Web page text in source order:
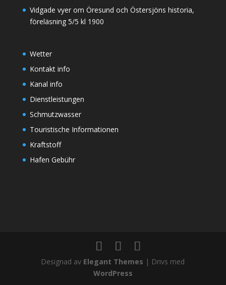
Vidgade vyer om Öresund och Östersjöns historia,
föreläsning 5/5 kl 1900
Wetter
Kontakt info
Kanal info
Dienstleistungen
Schmutzwasser
Touristische Informationen
Kraftstoff
Hafen Gebühr
Designad av Elegant Themes | Drivs med
WordPress